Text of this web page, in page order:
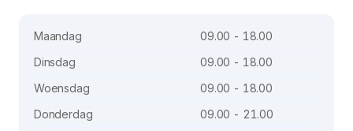
Maandag
09.00 - 18.00
Dinsdag
09.00 - 18.00
Woensdag
09.00 - 18.00
Donderdag
09.00 - 21.00